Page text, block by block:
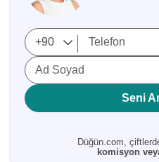
Ad Soyad
Seni
Düğün.com,
komisyon